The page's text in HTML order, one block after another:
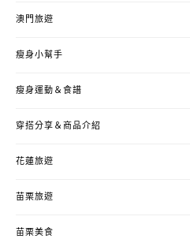
澳門旅遊
瘦身小幫手
瘦身運動＆食譜
穿搭分享＆商品介紹
花蓮旅遊
苗栗旅遊
苗栗美食